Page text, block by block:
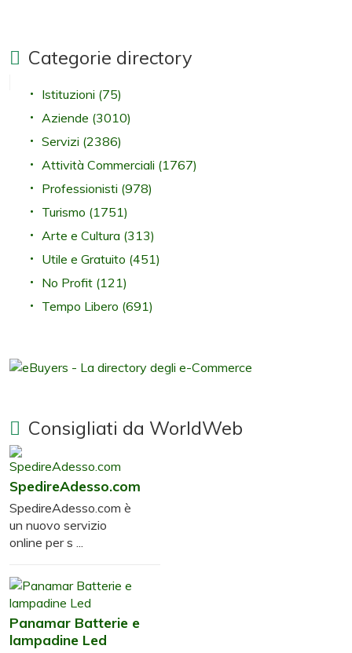
Categorie directory
Istituzioni (75)
Aziende (3010)
Servizi (2386)
Attività Commerciali (1767)
Professionisti (978)
Turismo (1751)
Arte e Cultura (313)
Utile e Gratuito (451)
No Profit (121)
Tempo Libero (691)
Consigliati da WorldWeb
SpedireAdesso.com
SpedireAdesso.com è
un nuovo servizio
online per s ...
Panamar Batterie e
lampadine Led